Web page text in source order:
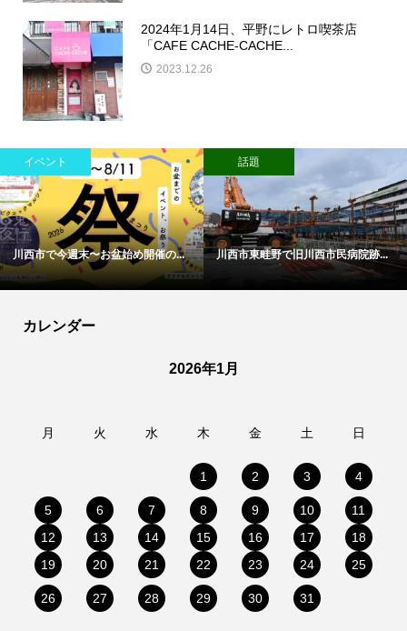
2024年1月14日、平野にレトロ喫茶店
「CAFE CACHE-CACHE...
2023.12.26
イベント
川西市で今週末〜お盆始め開催の...
話題
川西市東畦野で旧川西市民病院跡...
カレンダー
2026年1月
月 火 水 木 金 土 日
1 2 3 4
5 6 7 8 9 10
11
12
13 14 15 16 17
18
19
20 21 22 23 24 25
26 27 28 29 30 31